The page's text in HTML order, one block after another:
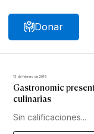
BuscarDonar
13 de febrero de 2019
Gastronomic
culinarias
Sin calificaciones...